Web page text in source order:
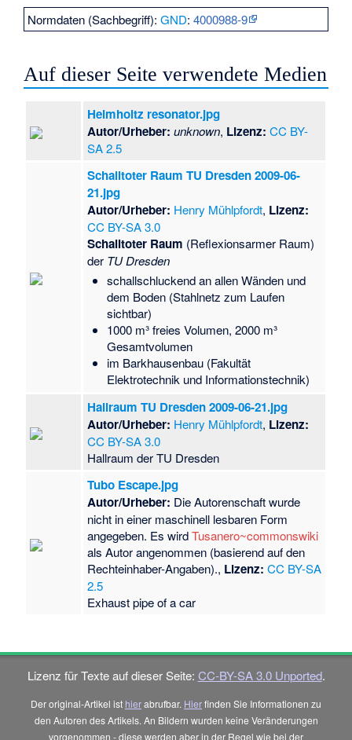
Normdaten (Sachbegriff):GND:4000988-9
Auf dieser Seite verwendete Medien
Helmholtz resonator.jpg
Autor/Urheber: unknown, Lizenz: CC BY-
SA 2.5
Schalltoter Raum TU Dresden 2009-06-
21.jpg
Autor/Urheber: Henry Mühlpfordt, Lizenz:
CC BY-SA 3.0
Schalltoter Raum (Reflexionsarmer Raum)
der TU Dresden
schallschluckend an allen Wänden und
dem Boden (Stahlnetz zum Laufen
sichtbar)
1000 m³ freies Volumen, 2000 m³
Gesamtvolumen
im Barkhausenbau (Fakultät
Elektrotechnik und Informationstechnik)
Hallraum TU Dresden 2009-06-21.jpg
Autor/Urheber: Henry Mühlpfordt, Lizenz:
CC BY-SA 3.0
Hallraum der TU Dresden
Tubo Escape.jpg
Autor/Urheber: Die Autorenschaft wurde
nicht in einer maschinell lesbaren Form
angegeben. Es wirdTusanero~commonswiki
als Autor angenommen (basierend auf den
Rechteinhaber-Angaben)., Lizenz: CC BY-SA
2.5
Exhaust pipe of a car
Lizenz für Texte auf dieser Seite: CC-BY-SA 3.0 Unported.
Der original-Artikel ist hierabrufbar. Hierfinden Sie Informationen zu
den Autoren des Artikels. An Bildern wurden keine Veränderungen
vorgenommen - diese werden aber in der Regel wie bei der